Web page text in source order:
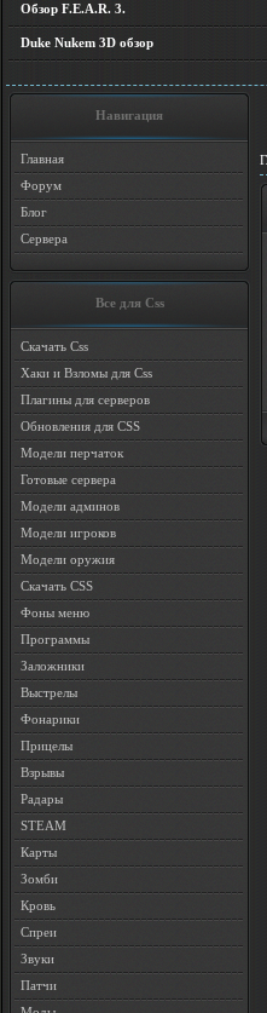
Обзор F.E.A.R. 3.
Duke Nukem 3D обзор
Навигация
Главная
Форум
Блог
Сервера
Все для Css
Скачать Css
Хаки и Взломы для Css
Плагины для серверов
Обновления для CSS
Модели перчаток
Готовые сервера
Модели админов
Модели игроков
Модели оружия
Скачать CSS
Фоны меню
Программы
Заложники
Выстрелы
Фонарики
Прицелы
Взрывы
Радары
STEAM
Карты
Зомби
Кровь
Спреи
Звуки
Патчи